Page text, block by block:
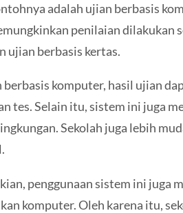
adalah ujian berbasis
penilaian dilakukan
ujian berbasis kertas.
berbasis komputer, hasil ujian
tes. Selain itu, sistem ini juga
Sekolah juga lebih
penggunaan sistem ini juga
komputer. Oleh karena itu,